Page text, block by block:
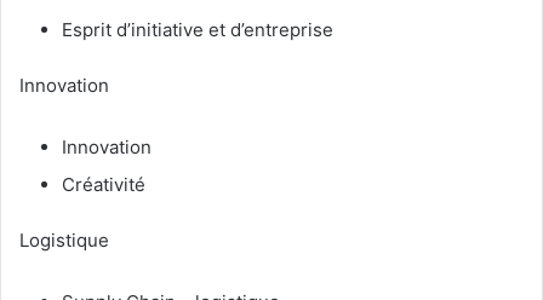
Esprit d’initiative et d’entreprise
Innovation
Innovation
Créativité
Logistique